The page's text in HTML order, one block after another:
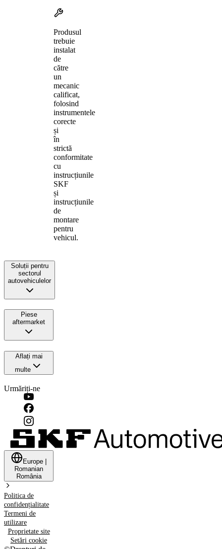
Produsul
trebuie
instalat
de
către
un
mecanic
calificat,
folosind
instrumentele
corecte
și
în
strictă
conformitate
cu
instrucțiunile
SKF
și
instrucțiunile
de
montare
pentru
vehicul.
Soluții pentru
sectorul
autovehiculelor
Piese
aftermarket
Aflați mai
multe
Urmăriți-ne
Europe
Romanian
România
Politica de
confidențialitate
Termeni de
utilizare
Proprietate site
Setări cookie